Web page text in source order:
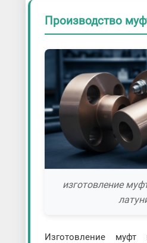
Производство
изготовление
Изготовление муфт